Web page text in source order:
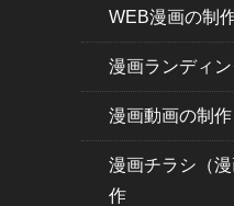
WEB漫画の制
漫画ランディ
漫画動画の制作
漫画チラシ（
作